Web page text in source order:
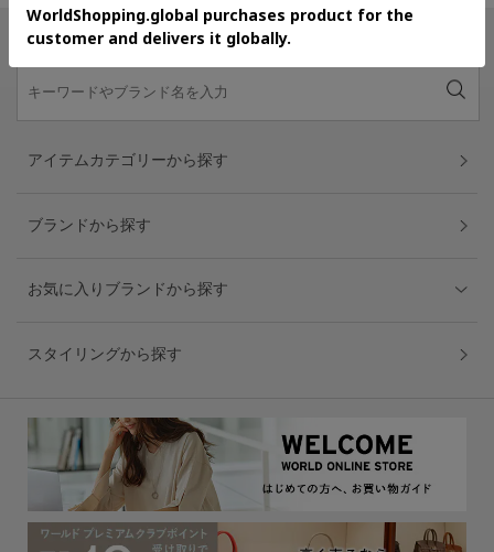
アイテムカテゴリーから探す
ブランドから探す
お気に入りブランドから探す
スタイリングから探す